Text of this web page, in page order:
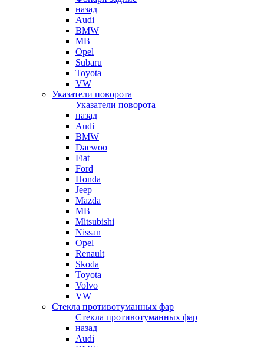
назад
Audi
BMW
MB
Opel
Subaru
Toyota
VW
Указатели поворота
Указатели поворота
назад
Audi
BMW
Daewoo
Fiat
Ford
Honda
Jeep
Mazda
MB
Mitsubishi
Nissan
Opel
Renault
Skoda
Toyota
Volvo
VW
Стекла противотуманных фар
Стекла противотуманных фар
назад
Audi